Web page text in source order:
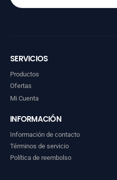
SERVICIOS
Productos
Ofertas
Mi Cuenta
INFORMACIÓN
Información de contacto
Términos de servicio
Política de reembolso